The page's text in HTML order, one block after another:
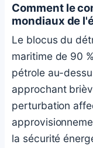
Comment le
mondiaux de
Le blocus du
maritime de 90
pétrole au-
approchant
perturbation
la sécurité